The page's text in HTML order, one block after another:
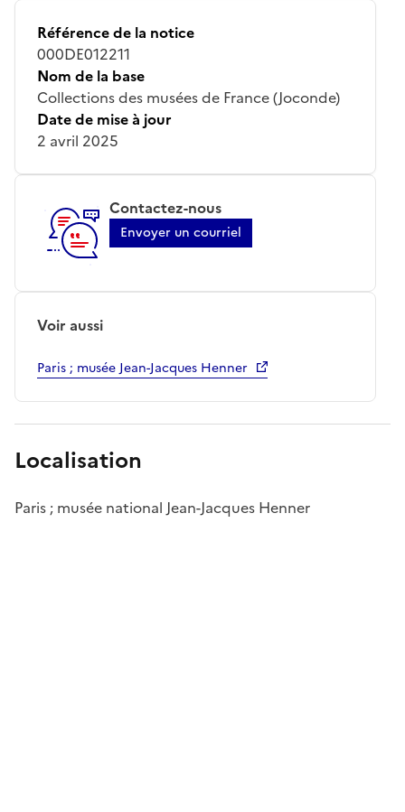
Référence de la notice
000DE012211
Nom de la base
Collections des musées de France (Joconde)
Date de mise à jour
2 avril 2025
Contactez-nous
Envoyer un courriel
Voir aussi
Paris ; musée Jean-Jacques Henner
Localisation
Paris ; musée national Jean-Jacques Henner